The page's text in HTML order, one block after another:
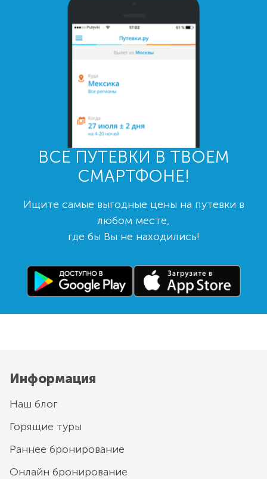
ВСЕ ПУТЕВКИ В ТВОЕМ
СМАРТФОНЕ!
Ищите самые выгодные цены на путевки в
любом месте,
где бы Вы не находились!
Информация
Наш блог
Горящие туры
Раннее бронирование
Онлайн бронирование